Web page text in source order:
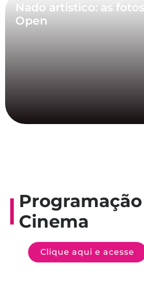
Nado artístico: as
Open
Programação
Cinema
Clique aqui e acesse